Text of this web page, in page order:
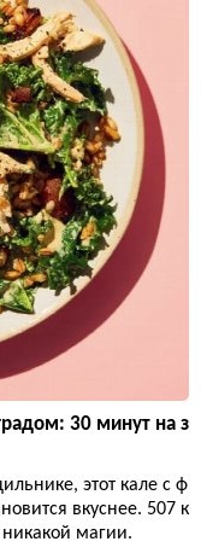
30 минут на з
этот кале с ф
вкуснее. 507 к
магии.